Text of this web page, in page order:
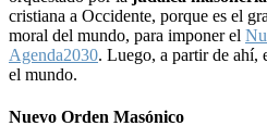
cristiana a Occidente, porque es el
moral del mundo, para imponer el
Agenda2030. Luego, a partir de ahí,
el mundo.
Nuevo Orden Masónico